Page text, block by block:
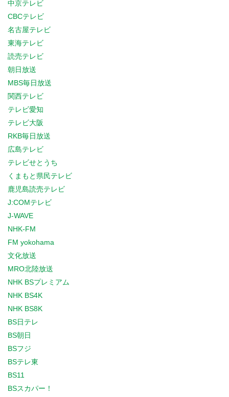
中京テレビ
CBCテレビ
名古屋テレビ
東海テレビ
読売テレビ
朝日放送
MBS毎日放送
関西テレビ
テレビ愛知
テレビ大阪
RKB毎日放送
広島テレビ
テレビせとうち
くまもと県民テレビ
鹿児島読売テレビ
J:COMテレビ
J-WAVE
NHK-FM
FM yokohama
文化放送
MRO北陸放送
NHK BSプレミアム
NHK BS4K
NHK BS8K
BS日テレ
BS朝日
BSフジ
BSテレ東
BS11
BSスカパー！